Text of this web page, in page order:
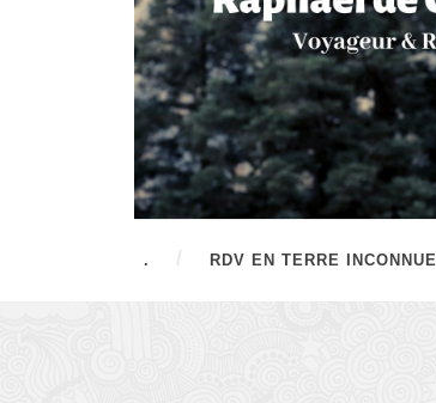
. RDV EN TERRE INCONNUE